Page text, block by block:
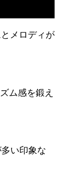
メロディが
ム感を鍛え
い印象な